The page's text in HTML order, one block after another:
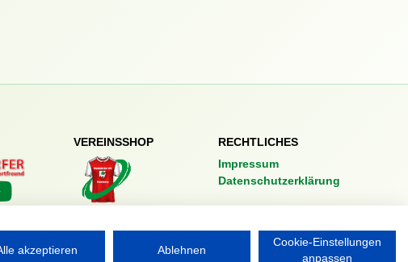
VEREINSSHOP
RECHTLICHES
Impressum
Datenschutzerklärung
akzeptieren Ablehnen
Cookie-Einstellungen
anpassen